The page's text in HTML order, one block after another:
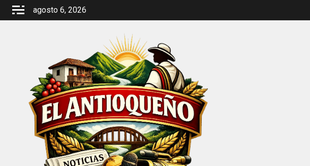
Saltar
agosto 6, 2026